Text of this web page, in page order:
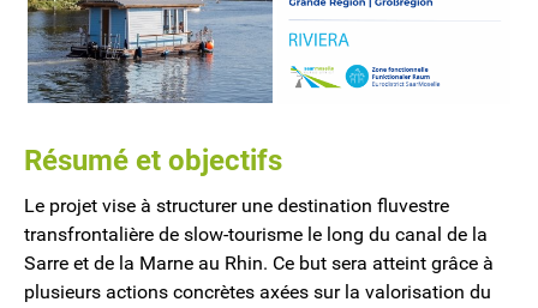
Résumé et objectifs
Le projet vise à structurer une destination fluvestre
transfrontalière de slow-tourisme le long du canal de la
Sarre et de la Marne au Rhin. Ce but sera atteint grâce à
plusieurs actions concrètes axées sur la valorisation du